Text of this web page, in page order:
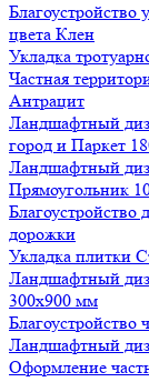
цвета Клен
Укладка
Частная
Антрацит
Ландшафтный
город и Паркет
Ландшафтный
Прямоугольник
дорожки
Укладка плитки
Ландшафтный
300х900 мм
Благоустройство
Ландшафтный
Оформление